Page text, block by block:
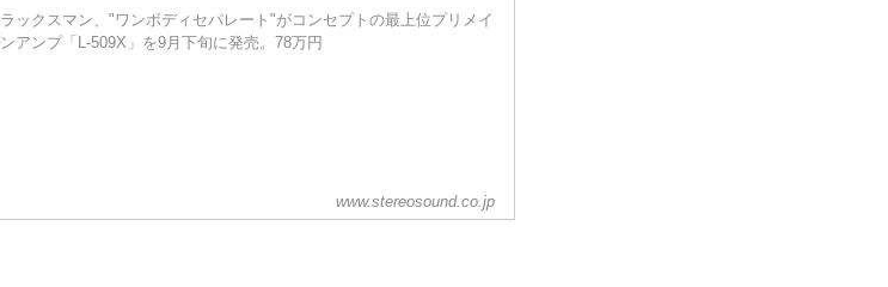
ラックスマン、"ワンボディセパレート"がコンセプトの最上位プリメイ
ンアンプ「L-509X」を9月下旬に発売。78万円
www.stereosound.co.jp